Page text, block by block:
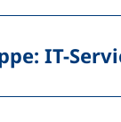
IT-